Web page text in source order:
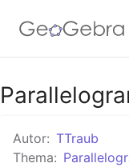
Google
GeoGebra
Autor: TTraub
Thema: